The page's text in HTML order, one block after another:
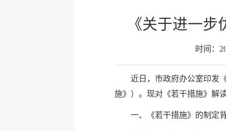
《关于进一
时间：
近日，市政府办公室印发
施》）。现对《若干措施》解
一、《若干措施》的制定